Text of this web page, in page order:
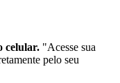
celular. "Acesse sua
pelo seu